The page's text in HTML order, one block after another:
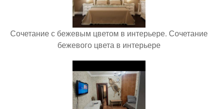
Сочетание с бежевым цветом в интерьере. Сочетание
бежевого цвета в интерьере